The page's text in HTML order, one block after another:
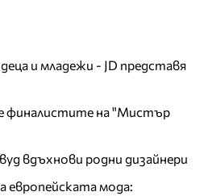
и младежи - JD представя
финалистите на "Мистър
вдъхнови родни дизайнери
европейската мода: